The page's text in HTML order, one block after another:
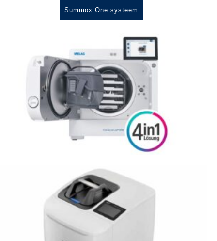
Summox One systeem